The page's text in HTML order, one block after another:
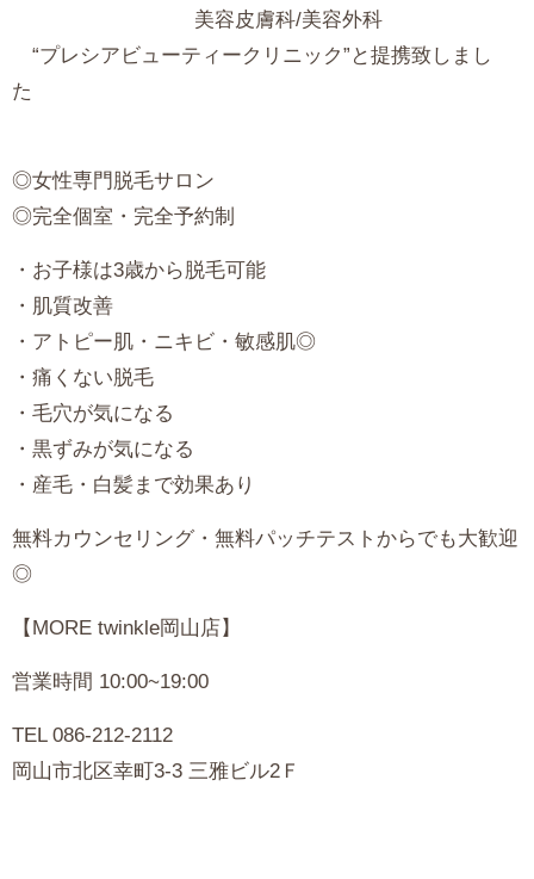
美容皮膚科/美容外科
“プレシアビューティークリニック”と提携致しまし
◎女性専門脱毛サロン
◎完全個室・完全予約制
・お子様は3歳から脱毛可能
・肌質改善
・アトピー肌・ニキビ・敏感肌◎
・痛くない脱毛
・毛穴が気になる
・黒ずみが気になる
・産毛・白髪まで効果あり
無料カウンセリング・無料パッチテストからでも大歓迎
◎
【MORE twinkle岡山店】
営業時間 10:00~19:00
TEL086-212-2112
岡山市北区幸町3-3 三雅ビル2Ｆ